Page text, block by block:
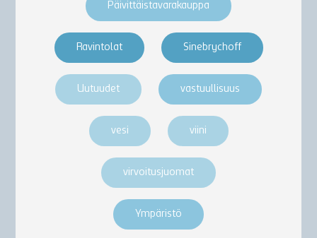
Päivittäistavarakauppa
Ravintolat Sinebrychoff
Uutuudet vastuullisuus
vesi viini
virvoitusjuomat
Ympäristö